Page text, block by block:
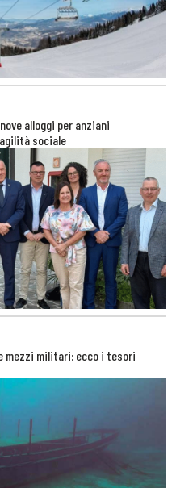
alloggi per anziani
sociale
mezzi militari: ecco i tesori